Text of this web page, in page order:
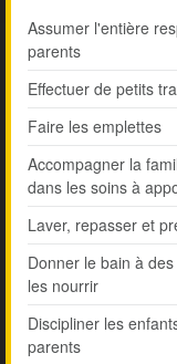
Assumer l'entière
parents
Effectuer de petits
Faire les emplettes
Accompagner la
dans les soins à
Laver, repasser et
Donner le bain à
les nourrir
Discipliner les
parents